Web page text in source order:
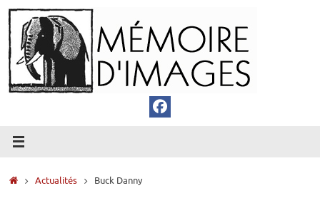
Passer
au
contenu
Accueil
Actualités Buck Danny